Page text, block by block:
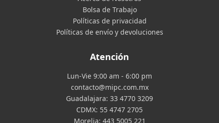
Bolsa de Trabajo
Políticas de privacidad
Políticas de envío y devoluciones
Atención
Lun-Vie 9:00 am - 6:00 pm
contacto@mipc.com.mx
Guadalajara: 33 4770 3209
CDMX: 55 4747 2705
Morelia: 443 5005 221